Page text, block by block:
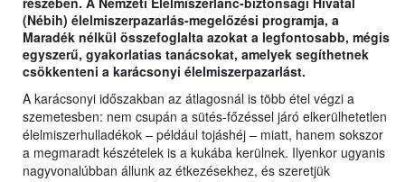
(Nébih) élelmiszerpazarlás-megelőzési programja, a
Maradék nélkül összefoglalta azokat a legfontosabb, mégis
egyszerű, gyakorlatias tanácsokat, amelyek segíthetnek
csökkenteni a karácsonyi élelmiszerpazarlást.
A karácsonyi időszakban az átlagosnál is több étel végzi a
szemetesben: nem csupán a sütés-főzéssel járó elkerülhetetlen
élelmiszerhulladékok – például tojáshéj – miatt, hanem sokszor
a megmaradt készételek is a kukába kerülnek. Ilyenkor ugyanis
nagyvonalúbban állunk az étkezésekhez, és szeretjük